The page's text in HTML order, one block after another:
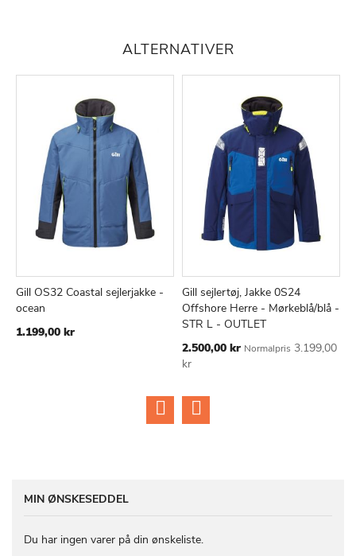
ALTERNATIVER
Læg i kurv
TILFØJSAMMENLIGN
Gill OS32 Coastal sejlerjakke -
ocean
1.199,00 kr
Læg i kurv
TILFØJ
LISTE
Gill sejlertøj, Jakke 0S24
Offshore Herre - Mørkeblå/blå -
STR L - OUTLET
Tilbudspris
2.500,00 kr Normalpris 3.199,00
kr
MIN ØNSKESEDDEL
Du har ingen varer på din ønskeliste.